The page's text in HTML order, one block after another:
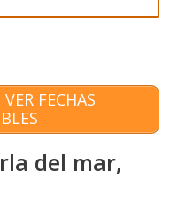
VER FECHAS
del mar,